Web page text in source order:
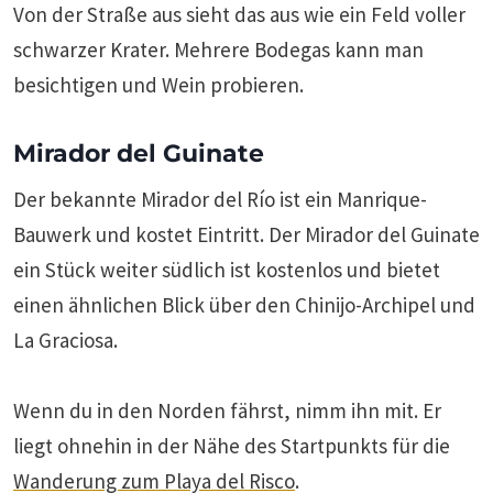
Von der Straße aus sieht das aus wie ein Feld voller
schwarzer Krater. Mehrere Bodegas kann man
besichtigen und Wein probieren.
Mirador del Guinate
Der bekannte Mirador del Río ist ein Manrique-
Bauwerk und kostet Eintritt. Der Mirador del Guinate
ein Stück weiter südlich ist kostenlos und bietet
einen ähnlichen Blick über den Chinijo-Archipel und
La Graciosa.
Wenn du in den Norden fährst, nimm ihn mit. Er
liegt ohnehin in der Nähe des Startpunkts für die
Wanderung zum Playa del Risco.